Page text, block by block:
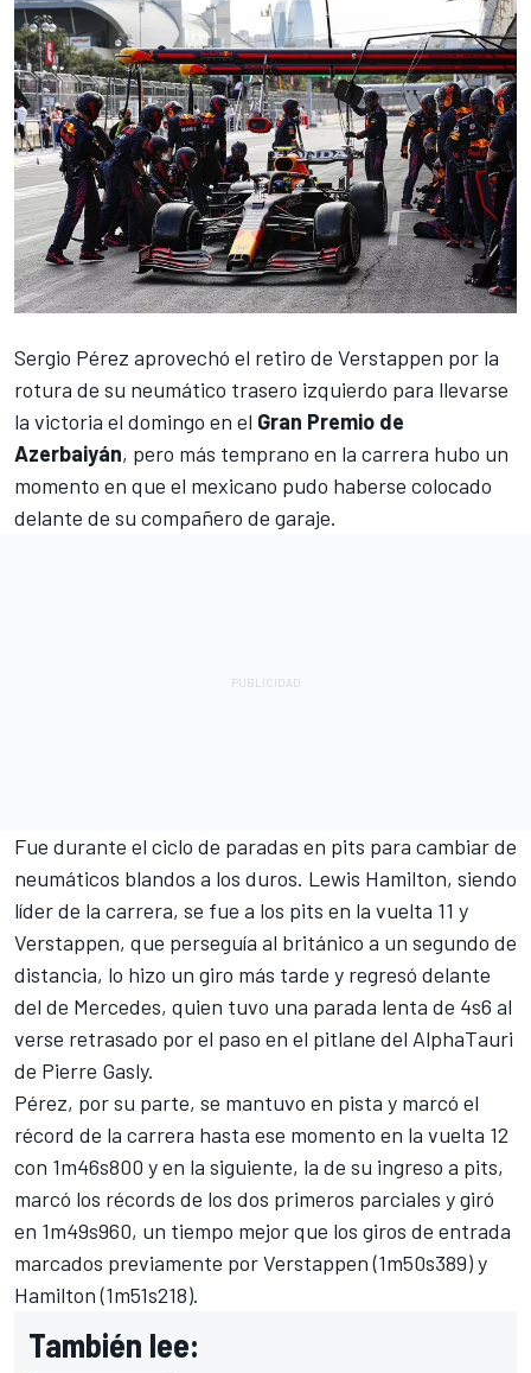
Sergio Pérez aprovechó el retiro de Verstappen por la
rotura de su neumático trasero izquierdo para llevarse
la victoria el domingo en el Gran Premio de
Azerbaiyán, pero más temprano en la carrera hubo un
momento en que el mexicano pudo haberse colocado
delante de su compañero de garaje.
Fue durante el ciclo de paradas en pits para cambiar de
neumáticos blandos a los duros. Lewis Hamilton, siendo
líder de la carrera, se fue a los pits en la vuelta 11 y
Verstappen, que perseguía al británico a un segundo de
distancia, lo hizo un giro más tarde y regresó delante
del de Mercedes, quien tuvo una parada lenta de 4s6 al
verse retrasado por el paso en el pitlane del AlphaTauri
de Pierre Gasly.
Pérez, por su parte, se mantuvo en pista y marcó el
récord de la carrera hasta ese momento en la vuelta 12
con 1m46s800 y en la siguiente, la de su ingreso a pits,
marcó los récords de los dos primeros parciales y giró
en 1m49s960, un tiempo mejor que los giros de entrada
marcados previamente por Verstappen (1m50s389) y
Hamilton (1m51s218).
También lee: